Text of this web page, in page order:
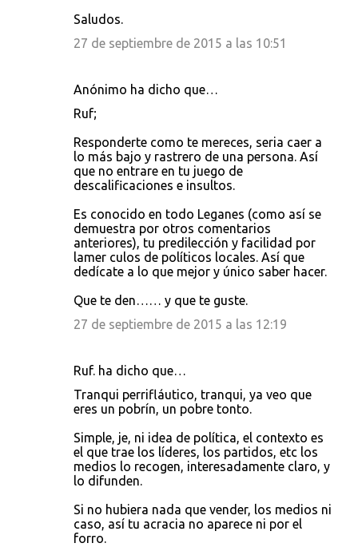
Saludos.
27 de septiembre de 2015 a las 10:51
Anónimo ha dicho que…
Ruf;
Responderte como te mereces, seria caer a
lo más bajo y rastrero de una persona. Así
que no entrare en tu juego de
descalificaciones e insultos.
Es conocido en todo Leganes (como así se
demuestra por otros comentarios
anteriores), tu predilección y facilidad por
lamer culos de políticos locales. Así que
dedícate a lo que mejor y único saber hacer.
Que te den…… y que te guste.
27 de septiembre de 2015 a las 12:19
Ruf. ha dicho que…
Tranqui perrifláutico, tranqui, ya veo que
eres un pobrín, un pobre tonto.
Simple, je, ni idea de política, el contexto es
el que trae los líderes, los partidos, etc los
medios lo recogen, interesadamente claro, y
lo difunden.
Si no hubiera nada que vender, los medios ni
caso, así tu acracia no aparece ni por el
forro.